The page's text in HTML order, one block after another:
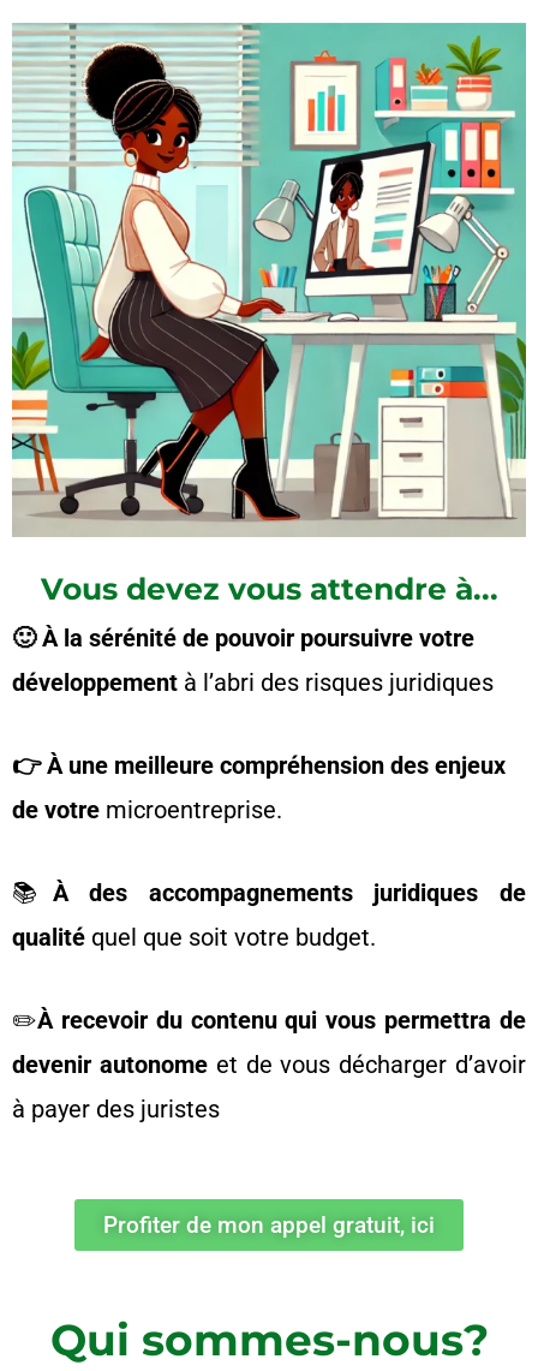
Vous devez vous attendre à...
🙂 À la sérénité de pouvoir poursuivre votre
développement à l’abri des risques juridiques
👉 À une meilleure compréhension des enjeux
de votre microentreprise.
📚 À des accompagnements juridiques de
qualité quel que soit votre budget.
✏️À recevoir du contenu qui vous permettra de
devenir autonomeet de vous décharger d’avoir
à payer des juristes
Profiter de mon appel gratuit, ici
Qui sommes-nous?